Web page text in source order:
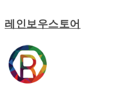
레인보우스토어